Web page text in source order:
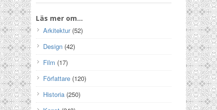
Läs mer om…
Arkitektur(52)
Design (42)
Film (17)
Författare (120)
Historia (250)